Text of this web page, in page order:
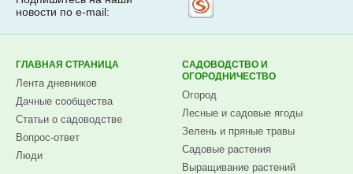
новости по e-mail:
ГЛАВНАЯ СТРАНИЦА
Лента дневников
Дачные сообщества
Статьи о садоводстве
Вопрос-ответ
Люди
САДОВОДСТВО И
ОГОРОДНИЧЕСТВО
Огород
Лесные и садовые ягоды
Зелень и пряные травы
Садовые растения
Выращивание растений